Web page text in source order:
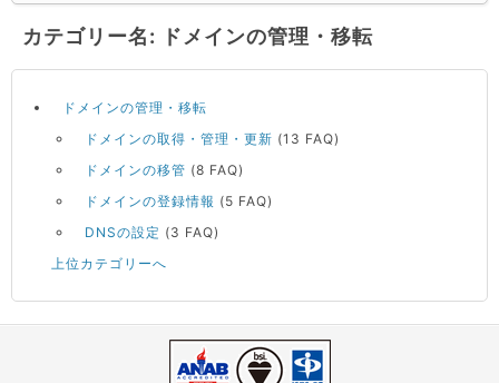
カテゴリー名: ドメインの管理・移転
ドメインの管理・移転
ドメインの取得・管理・更新 (13 FAQ)
ドメインの移管 (8 FAQ)
ドメインの登録情報 (5 FAQ)
DNSの設定 (3 FAQ)
上位カテゴリーへ